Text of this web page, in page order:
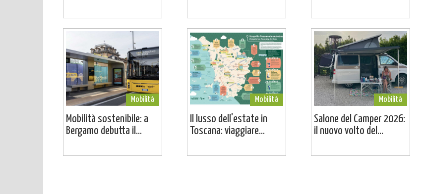
Mobilità
Mobilità sostenibile: a
Bergamo debutta il...
Mobilità
Il lusso dell'estate in
Toscana: viaggiare...
Mobilità
Salone del Camper 2026:
il nuovo volto del...